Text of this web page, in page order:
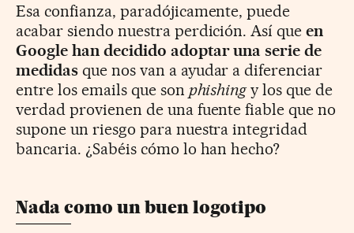
Esa confianza, paradójicamente, puede
acabar siendo nuestra perdición. Así queen
Google han decidido adoptar una serie de
medidasque nos van a ayudar a diferenciar
entre los emails que son phishingy los que de
verdad provienen de una fuente fiable que no
supone un riesgo para nuestra integridad
bancaria. ¿Sabéis cómo lo han hecho?
Nada como un buen logotipo